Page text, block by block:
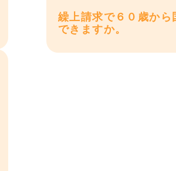
繰上請求で６０歳か
できますか。